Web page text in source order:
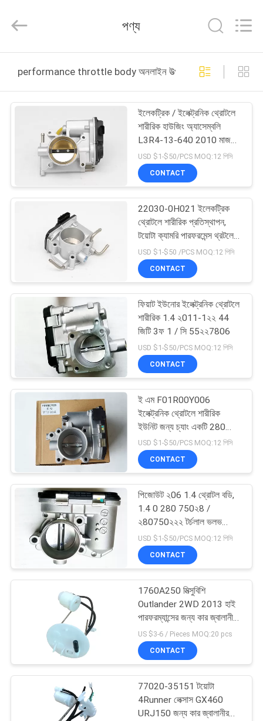
পণ্য
আমাদের
সম্পর্কে
কারখানা
আমাদের
যোগাযোগ
করুন
উদ্ধৃতির
আবেদন
PRIVACY
POLICY
Parts
Rights
পণ্য
performance throttle body অনলাইন উত্পাদন
ইলেকট্রিক / ইলেক্ট্রনিক থ্রোটলে
শারীরিক হাউজিং অ্যাসেম্বলি
L3R4-13-640 2010 মাজদা
জন্য
USD $1-$50/PCS MOQ:12 পিসি
CONTACT
22030-0H021 ইলেকট্রিক
থ্রোটলে শারীরিক প্রতিস্থাপন,
টয়োটা ক্যামরি পারফরমেন্স থ্রটলেট
শারীরিক
USD $1-$50 /PCS MOQ:12 পিসি
CONTACT
ফিয়াট ইউনোর ইলেক্ট্রনিক থ্রোটলে
শারীরিক 1.4 ২011-1২২ 44
জিটি 3ফ 1 / সি 55২২7806
USD $1-$50/PCS MOQ:12 পিসি
CONTACT
ই এম F01R00Y006
ইলেক্ট্রনিক থ্রোটলে শারীরিক
ইউনিট জন্য চ্যাং একটি 280
750 232
USD $1-$50/PCS MOQ:12 পিসি
CONTACT
পিজোউট ২06 1.4 থ্রোটল বডি,
1.4 0 280 750২8 /
২80750২২২ টর্চলাল ভলভ
পরিষদ
USD $1-$50/PCS MOQ:12 পিসি
CONTACT
1760A250 মিত্সুবিশি
Outlander 2WD 2013 হাই
পারফরম্যান্সের জন্য কার জ্বালানীর
ফিল্টার
US $3-6 / Pieces MOQ:20 pcs
CONTACT
77020-35151 টয়োটা
4Runner লেক্সাস GX460
URJ150 জন্য কার জ্বালানীর